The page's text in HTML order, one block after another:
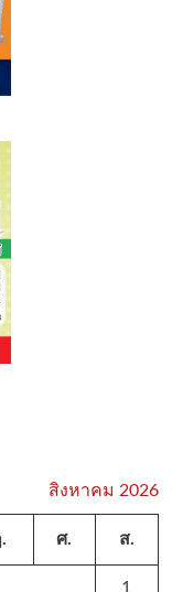
สิงหาคม 2026
ศ. ส.
1